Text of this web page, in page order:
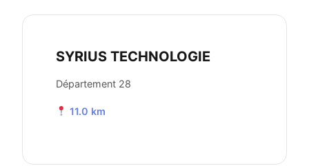
SYRIUS TECHNOLOGIE
Département 28
11.0 km